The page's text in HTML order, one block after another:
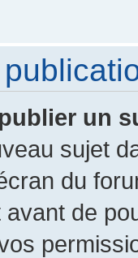
un
sujet
du
avant de